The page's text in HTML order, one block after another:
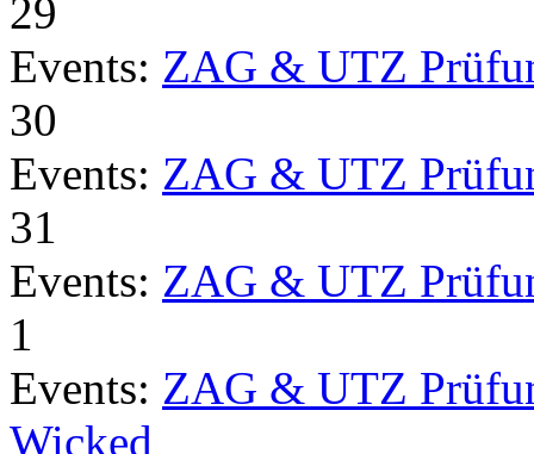
29
Events: ZAG & UTZ
30
Events: ZAG & UTZ
31
Events: ZAG & UTZ
1
Events: ZAG & UTZ
Wicked